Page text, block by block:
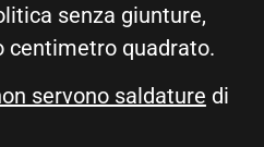
senza giunture,
centimetro quadrato.
servono saldature di